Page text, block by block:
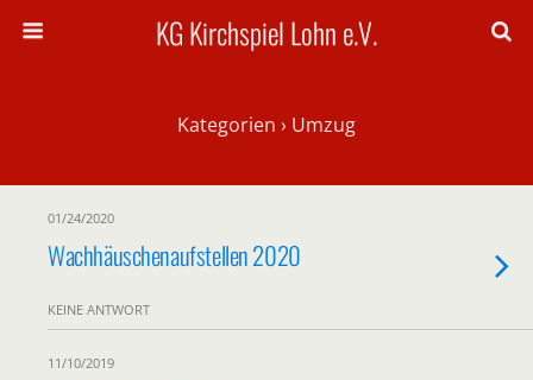
KG Kirchspiel Lohn e.V.
Kategorien › Umzug
01/24/2020
Wachhäuschenaufstellen 2020
KEINE ANTWORT
11/10/2019